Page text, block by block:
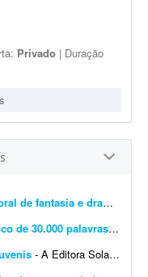
Privado | Duração
Escrita do segundo livro de série autoral de fantasia e drama
Escrita com IA para livro autobiográfico de 30.000 palavras
- A
- A Editora Solano busca um profissional especializado em Inteligência Artificial e escrita criativa para desenvolver 10 livros completos, com aproximadamente 10 mil palavras cada, utilizando f...